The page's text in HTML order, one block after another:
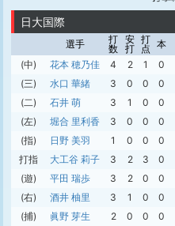
日大国際
選手
打
数
安
打
打
点 本
(中)
花本 穂乃佳 4 2 1 0
(三)
水口 華緒 3 0 0 0
(二)
石井 萌 3 1 0 0
(左)
堀合 里利香 3 0 0 0
(指)
日野 美羽 1 0 0 0
打指
大工谷 莉子 3 2 3 0
(遊)
平田 瑞歩 3 2 0 0
(右)
酒井 柚里 3 1 0 0
(捕)
眞野 芽生 2 0 0 0